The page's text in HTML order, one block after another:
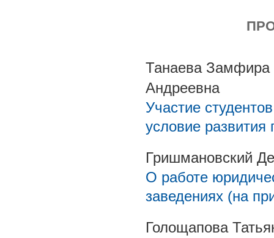
Танаева Замфира
Андреевна
Участие
условие развития
Гришмановский
О работе
заведениях (на
Голощапова